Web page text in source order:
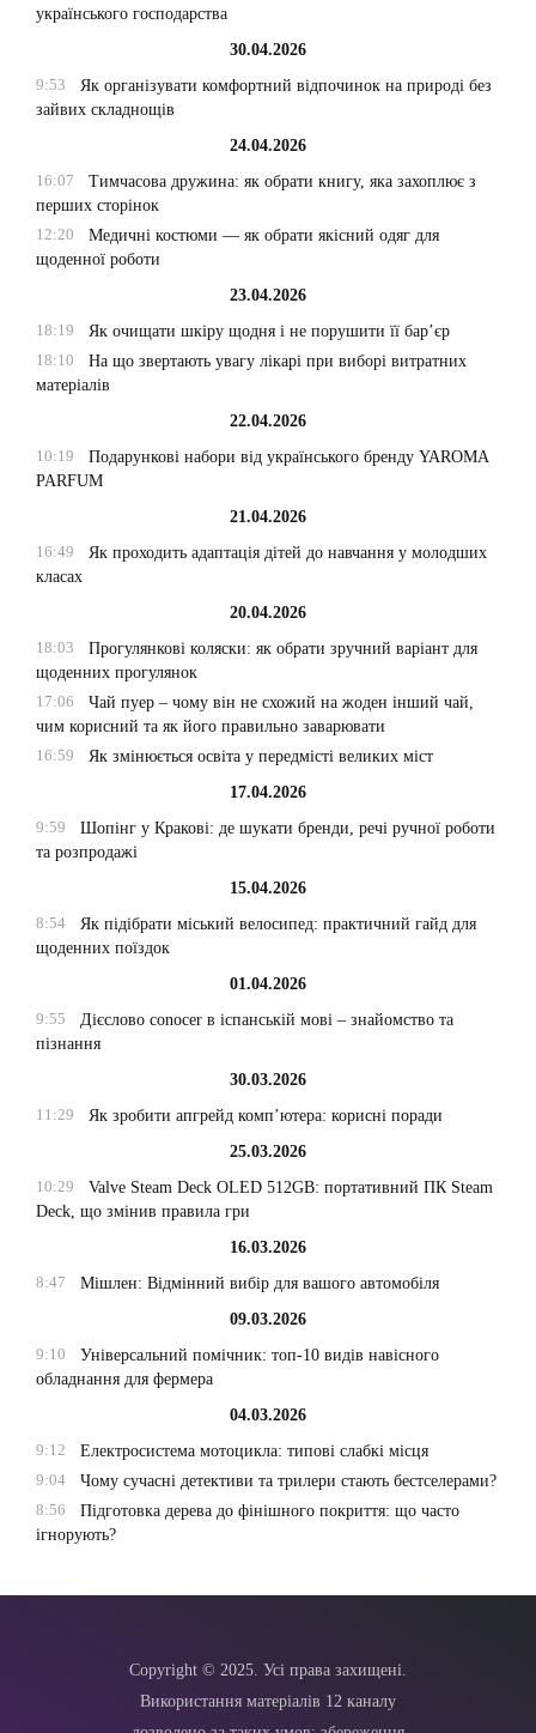
українського господарства
30.04.2026
9:53
Як організувати комфортний відпочинок на природі без
зайвих складнощів
24.04.2026
16:07
Тимчасова дружина: як обрати книгу, яка захоплює з
перших сторінок
12:20
Медичні костюми — як обрати якісний одяг для
щоденної роботи
23.04.2026
18:19
Як очищати шкіру щодня і не порушити її бар’єр
18:10
На що звертають увагу лікарі при виборі витратних
матеріалів
22.04.2026
10:19
Подарункові набори від українського бренду YAROMA
PARFUM
21.04.2026
16:49
Як проходить адаптація дітей до навчання у молодших
класах
20.04.2026
18:03
Прогулянкові коляски: як обрати зручний варіант для
щоденних прогулянок
17:06
Чай пуер – чому він не схожий на жоден інший чай,
чим корисний та як його правильно заварювати
16:59
Як змінюється освіта у передмісті великих міст
17.04.2026
9:59
Шопінг у Кракові: де шукати бренди, речі ручної роботи
та розпродажі
15.04.2026
8:54
Як підібрати міський велосипед: практичний гайд для
щоденних поїздок
01.04.2026
9:55
Дієслово conocer в іспанській мові – знайомство та
пізнання
30.03.2026
11:29
Як зробити апгрейд комп’ютера: корисні поради
25.03.2026
10:29
Valve Steam Deck OLED 512GB: портативний ПК Steam
Deck, що змінив правила гри
16.03.2026
8:47
Мішлен: Відмінний вибір для вашого автомобіля
09.03.2026
9:10
Універсальний помічник: топ-10 видів навісного
обладнання для фермера
04.03.2026
9:12
Електросистема мотоцикла: типові слабкі місця
9:04
Чому сучасні детективи та трилери стають бестселерами?
8:56
Підготовка дерева до фінішного покриття: що часто
ігнорують?
Copyright © 2025. Усі права захищені.
Використання матеріалів 12 каналу